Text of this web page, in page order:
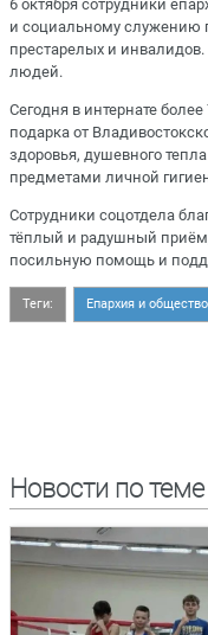
6 октября сотрудники
и социальному служению
престарелых и
людей.
Сегодня в интернате
подарка от
здоровья, душевного
предметами личной
Сотрудники соцотдела
тёплый и радушный
посильную помощь и
Теги: Епархия и общество
Новости по теме